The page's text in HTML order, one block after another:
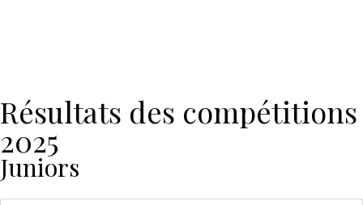
Résultats des compétitions
2025
Juniors